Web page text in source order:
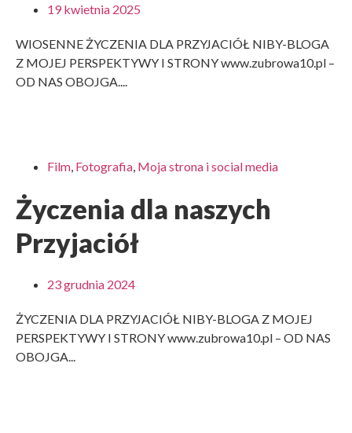
19 kwietnia 2025
WIOSENNE ŻYCZENIA DLA PRZYJACIÓŁ NIBY-BLOGA
Z MOJEJ PERSPEKTYWY I STRONY www.zubrowa10.pl –
OD NAS OBOJGA....
Film, Fotografia, Moja strona i social media
Życzenia dla naszych
Przyjaciół
23 grudnia 2024
ŻYCZENIA DLA PRZYJACIÓŁ NIBY-BLOGA Z MOJEJ
PERSPEKTYWY I STRONY www.zubrowa10.pl – OD NAS
OBOJGA...